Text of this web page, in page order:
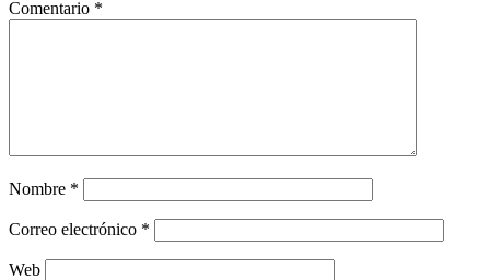
Comentario *
Nombre *
Correo electrónico *
Web